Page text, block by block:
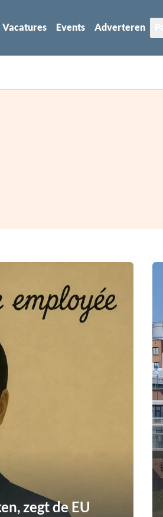
Vacatures Events Adverteren
zegt de EU